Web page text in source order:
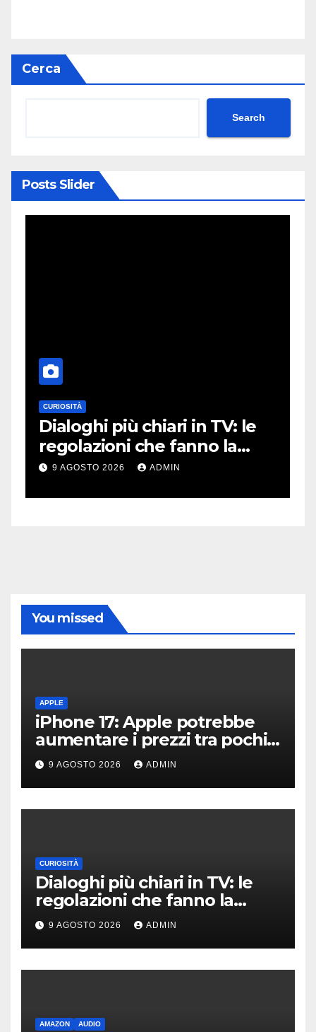
Cerca
Search
Posts Slider
CURIOSITÀ
Dialoghi più chiari in TV: le
regolazioni che fanno la
differenza
9 AGOSTO 2026 ADMIN
You missed
APPLE
iPhone 17: Apple potrebbe
aumentare i prezzi tra pochi
giorni
9 AGOSTO 2026 ADMIN
CURIOSITÀ
Dialoghi più chiari in TV: le
regolazioni che fanno la
differenza
9 AGOSTO 2026 ADMIN
AMAZON AUDIO